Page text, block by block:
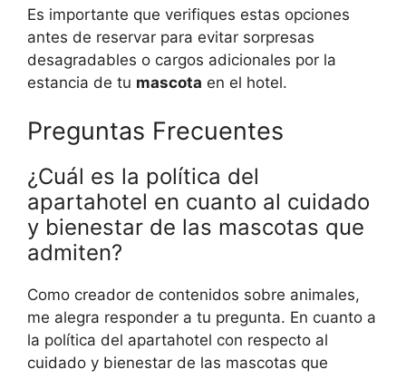
Es importante que verifiques estas opciones
antes de reservar para evitar sorpresas
desagradables o cargos adicionales por la
estancia de tu mascota en el hotel.
Preguntas Frecuentes
¿Cuál es la política del
apartahotel en cuanto al cuidado
y bienestar de las mascotas que
admiten?
Como creador de contenidos sobre animales,
me alegra responder a tu pregunta. En cuanto a
la política del apartahotel con respecto al
cuidado y bienestar de las mascotas que